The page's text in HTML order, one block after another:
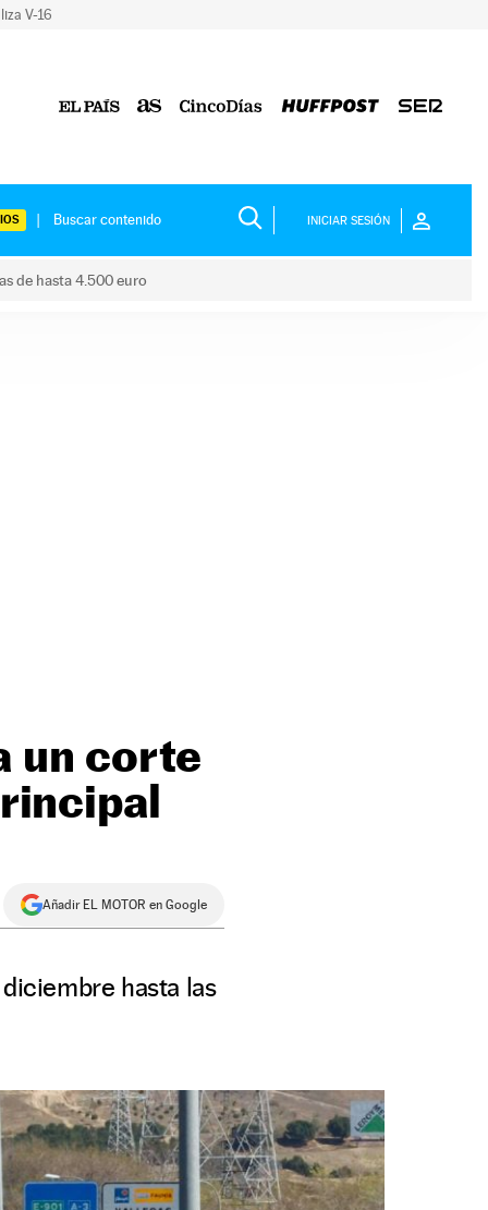
V-16
INICIAR SESIÓN
de hasta 4.500 euro
un corte
Añadir EL MOTOR en Google
hasta las